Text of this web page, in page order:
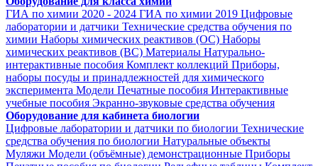
ГИА по химии 2020 - 2024 ГИА по химии 2019 Цифровые
лаборатории и датчики Технические средства обучения по
химии Наборы химических реактивов (ОС) Наборы
химических реактивов (ВС) Материалы Натурально-
интерактивные пособия Комплект коллекций Приборы,
наборы посуды и принадлежностей для химического
эксперимента Модели Печатные пособия Интерактивные
учебные пособия Экранно-звуковые средства обучения
Оборудование для кабинета биологии
Цифровые лаборатории и датчики по биологии Технические
средства обучения по биологии Натуральные объекты
Муляжи Модели (объёмные) демонстрационные Приборы